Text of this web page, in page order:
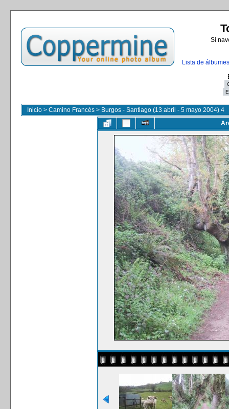
Si
Lista de álbumes
Inicio > Camino Francés > Burgos - Santiago (13 abril - 5 mayo 2004) 4